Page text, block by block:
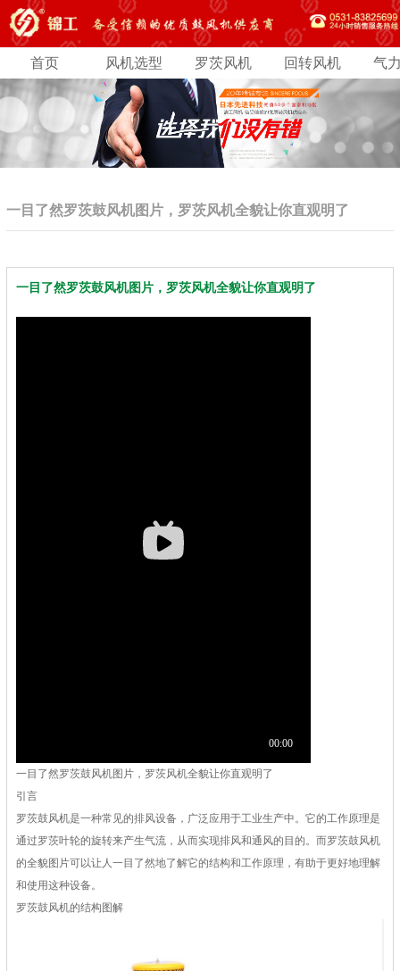
首页 风机选型 罗茨风机 回转风机 气
一目了然罗茨鼓风机图片，罗茨风机全貌让你直观明了
一目了然罗茨鼓风机图片，罗茨风机全貌让你直观明了
一目了然罗茨鼓风机图片，罗茨风机全貌让你直观明了
引言
罗茨鼓风机是一种常见的排风设备，广泛应用于工业生产中。它的工作原理是
通过罗茨叶轮的旋转来产生气流，从而实现排风和通风的目的。而罗茨鼓风机
的全貌图片可以让人一目了然地了解它的结构和工作原理，有助于更好地理解
和使用这种设备。
罗茨鼓风机的结构图解